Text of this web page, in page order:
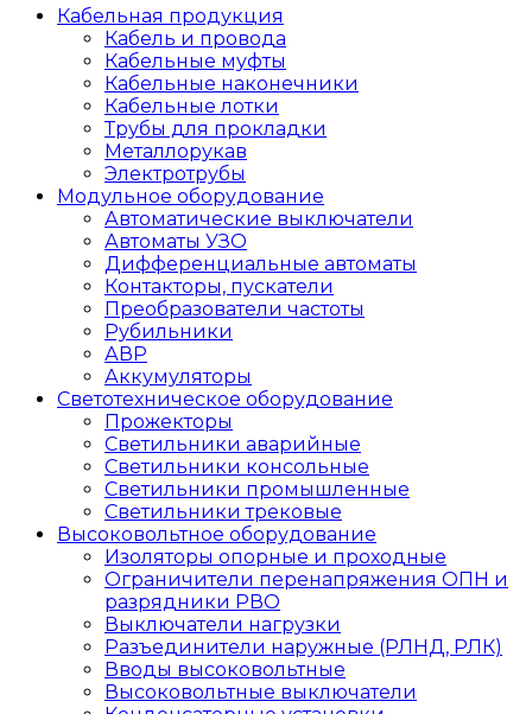
Кабельная продукция
Кабель и провода
Кабельные муфты
Кабельные наконечники
Кабельные лотки
Трубы для прокладки
Металлорукав
Электротрубы
Модульное оборудование
Автоматические выключатели
Автоматы УЗО
Дифференциальные автоматы
Контакторы, пускатели
Преобразователи частоты
Рубильники
АВР
Аккумуляторы
Светотехническое оборудование
Прожекторы
Светильники аварийные
Светильники консольные
Светильники промышленные
Светильники трековые
Высоковольтное оборудование
Изоляторы опорные и проходные
Ограничители перенапряжения ОПН и
разрядники РВО
Выключатели нагрузки
Разъединители наружные (РЛНД, РЛК)
Вводы высоковольтные
Высоковольтные выключатели